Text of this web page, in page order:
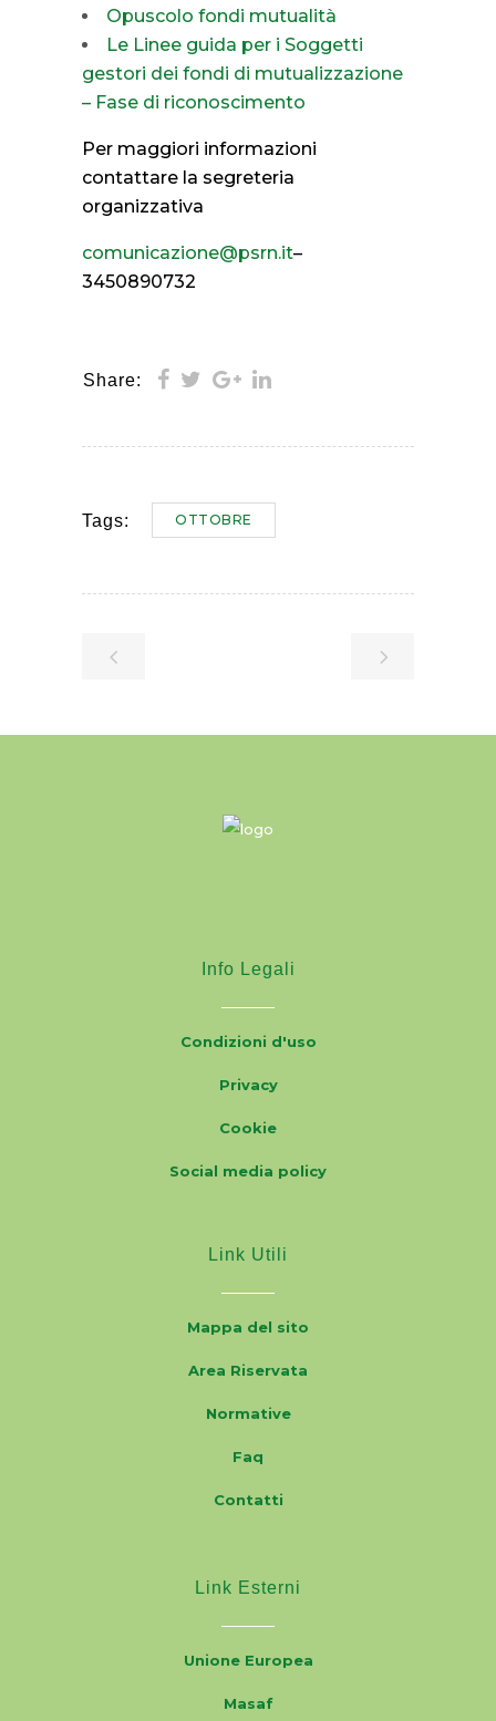
Opuscolo fondi mutualità
Le Linee guida per i Soggetti
gestori dei fondi di mutualizzazione
– Fase di riconoscimento
Per maggiori informazioni
contattare la segreteria
organizzativa
comunicazione@psrn.it–
3450890732
Share:
Tags: OTTOBRE
Info Legali
Condizioni d'uso
Privacy
Cookie
Social media policy
Link Utili
Mappa del sito
Area Riservata
Normative
Faq
Contatti
Link Esterni
Unione Europea
Masaf